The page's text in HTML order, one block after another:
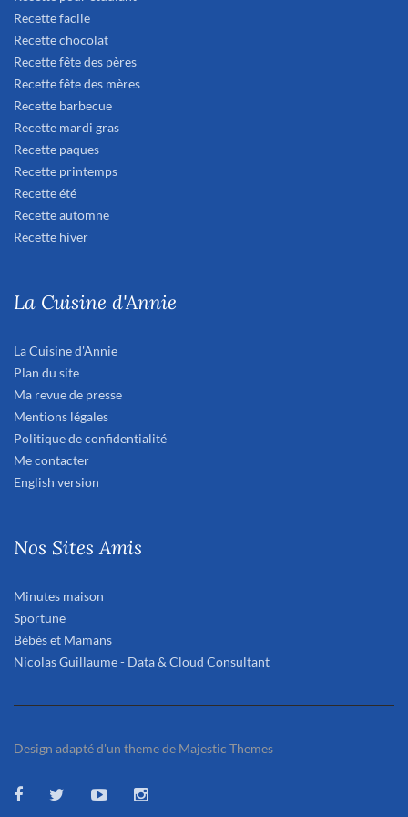
Recette facile
Recette chocolat
Recette fête des pères
Recette fête des mères
Recette barbecue
Recette mardi gras
Recette paques
Recette printemps
Recette été
Recette automne
Recette hiver
La Cuisine d'Annie
La Cuisine d'Annie
Plan du site
Ma revue de presse
Mentions légales
Politique de confidentialité
Me contacter
English version
Nos Sites Amis
Minutes maison
Sportune
Bébés et Mamans
Nicolas Guillaume - Data & Cloud Consultant
Design adapté d'un theme de Majestic Themes